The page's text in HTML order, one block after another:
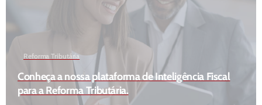
Reforma Tributária
Conheça a nossa plataforma de Inteligência Fiscal
para a Reforma Tributária.